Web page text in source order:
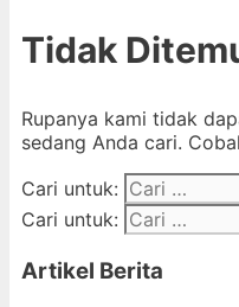
Tidak
Rupanya kami tidak
sedang Anda cari.
Cari untuk:
Cari untuk:
Artikel Berita